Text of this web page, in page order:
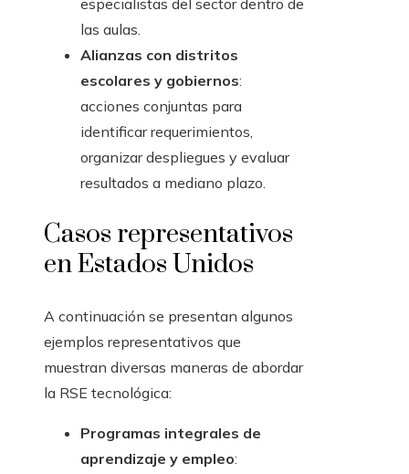
especialistas del sector dentro de
las aulas.
Alianzas con distritos
escolares y gobiernos:
acciones conjuntas para
identificar requerimientos,
organizar despliegues y evaluar
resultados a mediano plazo.
Casos representativos
en Estados Unidos
A continuación se presentan algunos
ejemplos representativos que
muestran diversas maneras de abordar
la RSE tecnológica:
Programas integrales de
aprendizaje y empleo: